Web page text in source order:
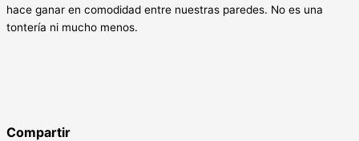
hace ganar en comodidad entre nuestras paredes. No es una
tontería ni mucho menos.
Compartir